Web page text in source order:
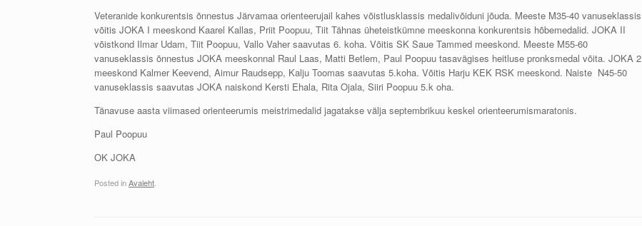
Veteranide konkurentsis õnnestus Järvamaa orienteerujail kahes võistlusklassis medalivõiduni jõuda. Meeste M35-40 vanuseklassis
võitis JOKA I meeskond Kaarel Kallas, Priit Poopuu, Tiit Tähnas üheteistkümne meeskonna konkurentsis hõbemedalid. JOKA II
võistkond Ilmar Udam, Tiit Poopuu, Vallo Vaher saavutas 6. koha. Võitis SK Saue Tammed meeskond. Meeste M55-60
vanuseklassis õnnestus JOKA meeskonnal Raul Laas, Matti Betlem, Paul Poopuu tasavägises heitluse pronksmedal võita. JOKA 2
meeskond Kalmer Keevend, Aimur Raudsepp, Kalju Toomas saavutas 5.koha. Võitis Harju KEK RSK meeskond. Naiste N45-50
vanuseklassis saavutas JOKA naiskond Kersti Ehala, Rita Ojala, Siiri Poopuu 5.k oha.
Tänavuse aasta viimased orienteerumis meistrimedalid jagatakse välja septembrikuu keskel orienteerumismaratonis.
Paul Poopuu
OK JOKA
Posted inAvaleht